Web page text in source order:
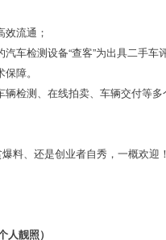
流通；
车检测设备“查客”为出具二手车
障。
检测、在线拍卖、车辆交付等
料、还是创业者自秀，一概欢迎
靓照）